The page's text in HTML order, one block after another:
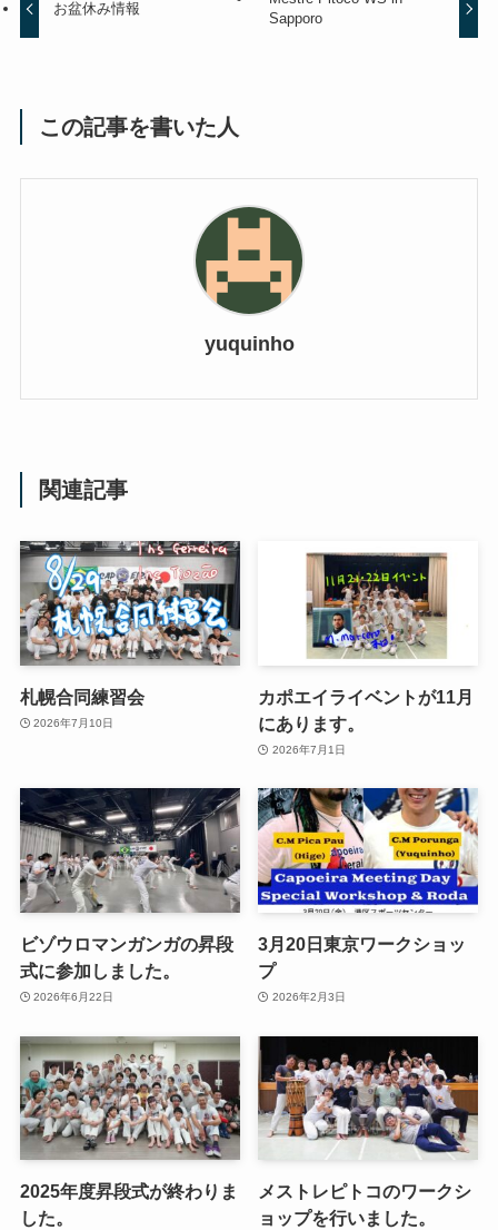
お盆休み情報
Sapporo
この記事を書いた人
yuquinho
関連記事
札幌合同練習会
2026年7月10日
カポエイライベントが11月
にあります。
2026年7月1日
ビゾウロマンガンガの昇段
式に参加しました。
2026年6月22日
3月20日東京ワークショッ
プ
2026年2月3日
2025年度昇段式が終わりま
した。
メストレピトコのワークシ
ョップを行いました。